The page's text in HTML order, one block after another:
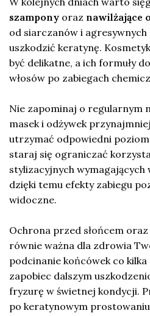
szampony oraz nawilżające
od siarczanów i
uszkodzić keratynę.
być delikatne, a ich formuły
włosów po zabiegach
Nie zapominaj o regularnym
masek i odżywek
utrzymać odpowiedni
staraj się ograniczać
stylizacyjnych
dzięki temu efekty zabiegu
widoczne.
Ochrona przed słońcem
równie ważna dla zdrowia
podcinanie końcówek co
zapobiec dalszym
fryzurę w świetnej kondycji.
po keratynowym